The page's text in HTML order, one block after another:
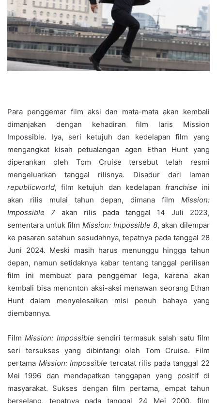
Para penggemar film aksi dan mata-mata akan kembali
dimanjakan dengan kehadiran film laris Mission
Impossible. Iya, seri ketujuh dan kedelapan film yang
mengangkat kisah petualangan agen Ethan Hunt yang
diperankan oleh Tom Cruise tersebut telah resmi
mengeluarkan tanggal rilisnya. Disadur dari laman
republicworld, film ketujuh dan kedelapan franchise ini
akan rilis mulai tahun depan, dimana film Mission:
Impossible 7 akan rilis pada tanggal 14 Juli 2023,
sementara untuk filmMission: Impossible 8, akan dilempar
ke pasaran setahun sesudahnya, tepatnya pada tanggal 28
Juni 2024. Meski masih harus menunggu hingga tahun
depan, namun setidaknya kabar tentang tanggal perilisan
film ini membuat para penggemar lega, karena akan
kembali bisa menonton aksi-aksi menawan seorang Ethan
Hunt dalam menyelesaikan misi penuh bahaya yang
diembannya.
FilmMission: Impossible sendiri termasuk salah satu film
seri tersukses yang dibintangi oleh Tom Cruise. Film
pertama Mission: Impossible tercatat rilis pada tanggal 22
Mei 1996 dan mendapatkan tanggapan yang positif di
masyarakat. Sukses dengan film pertama, empat tahun
berselang, tepatnya pada tanggal 24 Mei 2000, film